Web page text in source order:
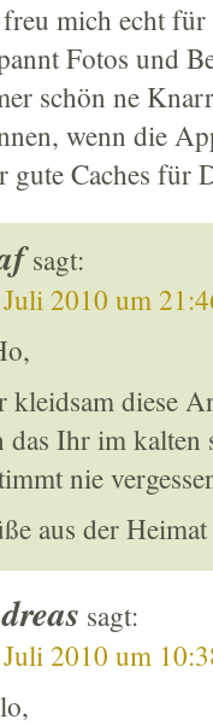
mich echt
Fotos und
schön ne
wenn die
gute Caches für
sagt:
2010 um
kleidsam diese
das Ihr im kalten
nie
aus der Heimat
sagt:
2010 um